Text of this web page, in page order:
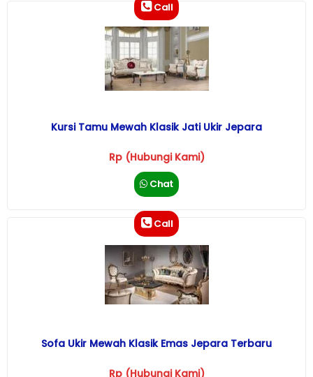
Call
Kursi Tamu Mewah Klasik Jati Ukir Jepara
Rp (Hubungi Kami)
Chat
Call
Sofa Ukir Mewah Klasik Emas Jepara Terbaru
Rp (Hubungi Kami)